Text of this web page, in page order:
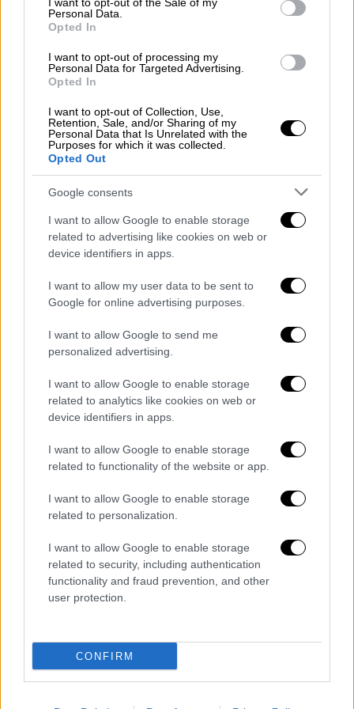
Personal Data.
Opted In
I want to opt-out of processing my
Personal Data for Targeted Advertising.
Opted In
I want to opt-out of Collection, Use,
Retention, Sale, and/or Sharing of my
Personal Data that Is Unrelated with the
Purposes for which it was collected.
Opted Out
Google consents
I want to allow Google to enable storage
related to advertising like cookies on web or
device identifiers in apps.
I want to allow my user data to be sent to
Google for online advertising purposes.
I want to allow Google to send me
personalized advertising.
I want to allow Google to enable storage
related to analytics like cookies on web or
device identifiers in apps.
I want to allow Google to enable storage
related to functionality of the website or app.
I want to allow Google to enable storage
related to personalization.
I want to allow Google to enable storage
related to security, including authentication
functionality and fraud prevention, and other
user protection.
CONFIRM
που μπορεί να υπάρχουν και αφορούν
εμπορικές συνεργασίες ή συναλλαγές πού
πιθανά έχεις. Προσπάθησε να ξεπεράσεις τις
όποιες δυσκολίες με ψυχραιμία καθώς οι
συγκρούσεις και οι διαφορές που θα
προκύψουν δεν αποκλείεται να σε
απογοητεύσουν.
Προσπάθησε να δώσεις τον καλύτερό σου
εαυτό δημιουργώντας το κατάλληλο
απογειώσει τη σχέση σου. Αν είσαι
αδέσμευτος/η μέσα από το οικείο και φιλικό
μία γνωριμία που θα δημιουργήσει νέες
βάσεις στην προσωπική σου ζωή.
ΠΑΡΘΕΝΟΣ
Παρθένε, το πρωί είναι πιθανό να σε
αναγκάσει να περιοριστείς σημαντικά σε
οικονομικό επίπεδο. Μετά το μεσημέρι
επιδιώκεις να επικοινωνήσεις με πρόσωπο
από το κοντινό περιβάλλον που σε
Επαγγελματικά – οικονομικά
Είναι πιθανό να υπάρξουν περιορισμοί στα
οικονομικά σου που δεν θα σε αφήσουν να
ηρεμήσεις, αντίθετα θα σου δημιουργήσουν
έντονη ανασφάλεια. Προσπάθησε να
και θέματα επικοινωνίας που λειτουργούν
πολύ ευνοϊκά για εσένα.
Η ανάγκη να εκφράσεις αυτά που σκέφτεσαι